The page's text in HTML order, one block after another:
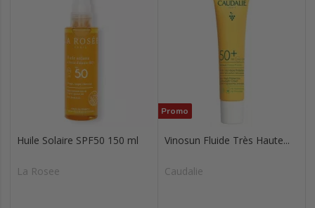
Huile Solaire SPF50 150 ml
La Rosee
Promo
Vinosun Fluide Très Haute...
Caudalie